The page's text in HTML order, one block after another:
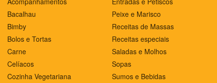
Bacalhau
Bimby
Bolos e Tortas
Carne
Celíacos
Cozinha Vegetariana
Peixe e Marisco
Receitas de Massas
Receitas especiais
Saladas e Molhos
Sopas
Sumos e Bebidas